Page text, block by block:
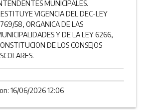
MUNICIPALES.
VIGENCIA DEL DEC-LEY
58, ORGANICA DE LAS
Y DE LA LEY 6266,
DE LOS CONSEJOS
16/06/2026 12:06